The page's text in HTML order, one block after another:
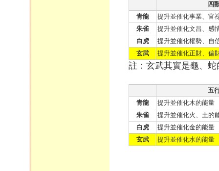
四
青龍
提升並催化事業、官
朱雀
提升並催化文昌、感
白虎
提升並催化權勢、自
玄武
提升並催化正財、偏
註：玄武其實是龜、
五
青龍
提升並催化木的能量
朱雀
提升並催化火、土的
白虎
提升並催化金的能量
玄武
提升並催化水的能量